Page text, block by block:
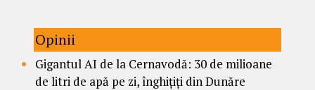
Opinii
Gigantul AI de la Cernavodă: 30 de milioane
de litri de apă pe zi, înghițiți din Dunăre